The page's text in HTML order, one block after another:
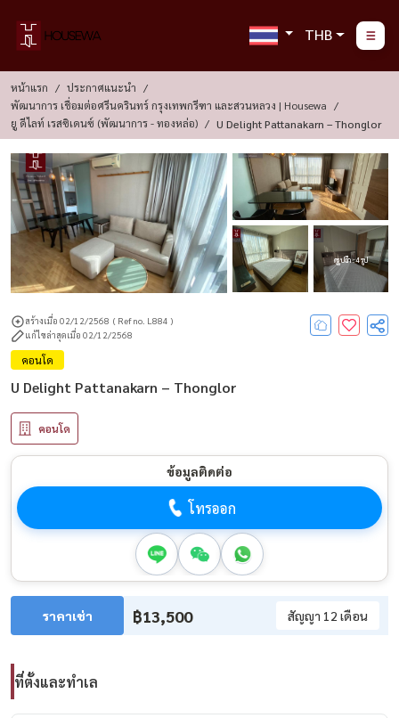
THB
หน้าแรก
ประกาศแนะนำ
พัฒนาการ เชื่อมต่อศรีนครินทร์ กรุงเทพกรีฑา และสวนหลวง | Housewa
ยู ดีไลท์ เรสซิเดนซ์ (พัฒนาการ - ทองหล่อ)
U Delight Pattanakarn – Thonglor
ดูรูปอีก : 4 รูป
สร้างเมื่อ 02/12/2568 ( Ref no. L884 )
แก้ไขล่าสุดเมื่อ 02/12/2568
คอนโด
U Delight Pattanakarn – Thonglor
คอนโด
ข้อมูลติดต่อ
โทรออก
ราคาเช่า ฿13,500 สัญญา 12 เดือน
ที่ตั้งและทำเล